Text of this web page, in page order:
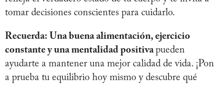
tomar decisiones conscientes para cuidarlo.
Recuerda: Una buena alimentación, ejercicio
constante y una mentalidad positivapueden
ayudarte a mantener una mejor calidad de vida. ¡Pon
a prueba tu equilibrio hoy mismo y descubre qué